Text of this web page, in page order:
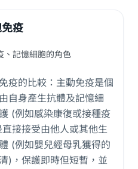
疫
、記憶細胞的角色
疫的比較：主動免疫是個
自身產生抗體及記憶細
(例如感染康復或接種疫
接接受由他人或其他生
(例如嬰兒經母乳獲得的
)，保護即時但短暫，並